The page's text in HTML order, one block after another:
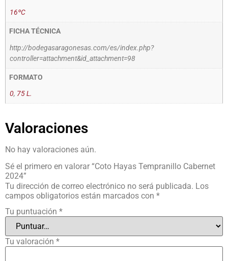
16ºC
FICHA TÉCNICA
http://bodegasaragonesas.com/es/index.php?
controller=attachment&id_attachment=98
FORMATO
0, 75 L.
Valoraciones
No hay valoraciones aún.
Sé el primero en valorar “Coto Hayas Tempranillo Cabernet
2024”
Tu dirección de correo electrónico no será publicada. Los
campos obligatorios están marcados con *
Tu puntuación *
Tu valoración *